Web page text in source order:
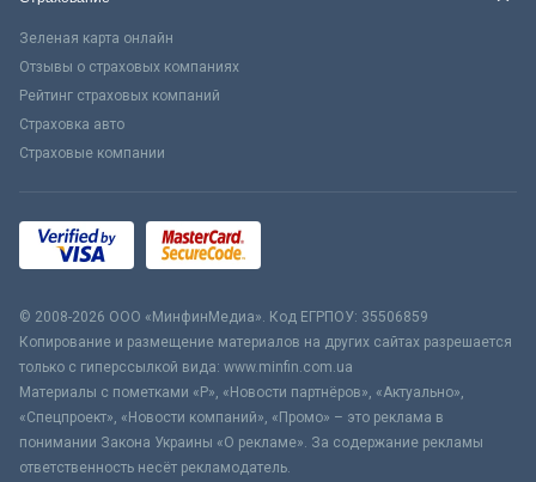
Зеленая карта онлайн
Отзывы о страховых компаниях
Рейтинг страховых компаний
Страховка авто
Страховые компании
© 2008-2026 ООО «МинфинМедиа». Код ЕГРПОУ: 35506859
Копирование и размещение материалов на других сайтах разрешается
только с гиперссылкой вида: www.minfin.com.ua
Материалы с пометками «Р», «Новости партнёров», «Актуально»,
«Спецпроект», «Новости компаний», «Промо» – это реклама в
понимании Закона Украины «О рекламе». За содержание рекламы
ответственность несёт рекламодатель.